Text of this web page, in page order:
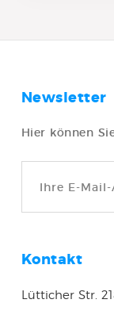
Newsletter
Hier können
Kontakt
Lütticher Str.